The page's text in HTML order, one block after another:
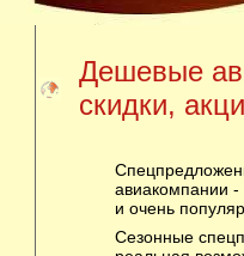
Дешевые
скидки,
авиакомпании
и очень
Сезонные